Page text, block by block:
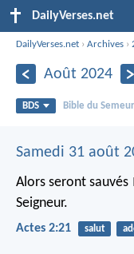
DailyVerses.net
DailyVerses.net ›Archives ›
Août 2024
BDS Bible du Semeur
Samedi 31 août
Alors seront sauvés
Seigneur.
Actes 2:21 salut